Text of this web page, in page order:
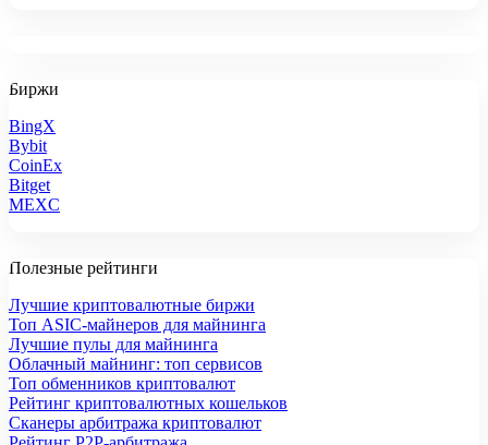
Биржи
BingX
Bybit
CoinEx
Bitget
MEXC
Полезные рейтинги
Лучшие криптовалютные биржи
Топ ASIC-майнеров для майнинга
Лучшие пулы для майнинга
Облачный майнинг: топ сервисов
Топ обменников криптовалют
Рейтинг криптовалютных кошельков
Сканеры арбитража криптовалют